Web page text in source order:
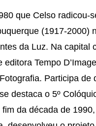
que Celso radicou-
(1917-2000)
da Luz. Na capital
editora Tempo
Participa de
destaca o 5º
fim da década de